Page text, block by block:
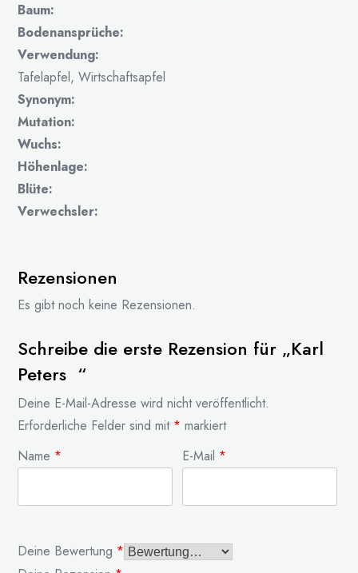
Baum:
Bodenansprüche:
Verwendung:
Tafelapfel, Wirtschaftsapfel
Synonym:
Mutation:
Wuchs:
Höhenlage:
Blüte:
Verwechsler:
Rezensionen
Es gibt noch keine Rezensionen.
Schreibe die erste Rezension für „Karl
Peters “
Deine E-Mail-Adresse wird nicht veröffentlicht.
Erforderliche Felder sind mit * markiert
Name * E-Mail *
Deine Bewertung *